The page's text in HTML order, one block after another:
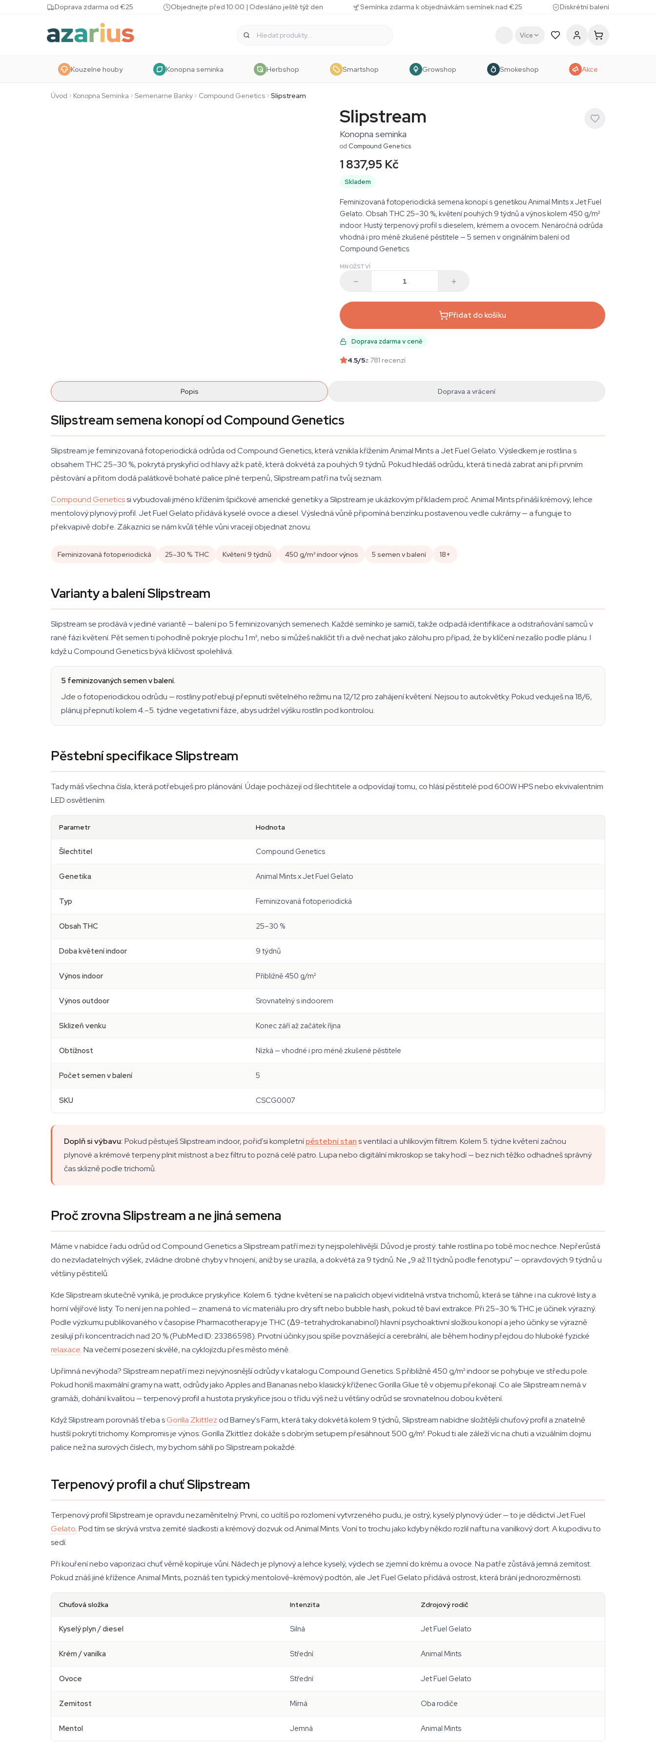
Skip to contentDoprava zdarma od €25 Objednejte před 10:00 | Odesláno ještě týž den Semínka zdarma k objednávkám semínek nad €25 Diskrétní balení
Více
Kouzelne houby Konopna seminka Herbshop Smartshop Growshop Smokeshop Akce
Úvod Konopna Seminka Semenarne Banky Compound Genetics Slipstream
Slipstream
Konopna seminka
od Compound Genetics
1 837,95 Kč
Skladem
Feminizovaná fotoperiodická semena konopí s genetikou Animal Mints x Jet Fuel
Gelato. Obsah THC 25–30 %, květení pouhých 9 týdnů a výnos kolem 450 g/m²
indoor. Hustý terpenový profil s dieselem, krémem a ovocem. Nenáročná odrůda
vhodná i pro méně zkušené pěstitele — 5 semen v originálním balení od
Compound Genetics.
MNOŽSTVÍ
Přidat do košíku
Doprava zdarma v ceně
4.5/5z 781 recenzí
Popis Doprava a vrácení
Slipstream semena konopí od Compound Genetics
Slipstream je feminizovaná fotoperiodická odrůda od Compound Genetics, která vznikla křížením Animal Mints a Jet Fuel Gelato. Výsledkem je rostlina s
obsahem THC 25–30 %, pokrytá pryskyřicí od hlavy až k patě, která dokvétá za pouhých 9 týdnů. Pokud hledáš odrůdu, která ti nedá zabrat ani při prvním
pěstování a přitom dodá palátkově bohaté palice plné terpenů, Slipstream patří na tvůj seznam.
Compound Geneticssi vybudovali jméno křížením špičkové americké genetiky a Slipstream je ukázkovým příkladem proč. Animal Mints přináší krémový, lehce
mentolový plynový profil. Jet Fuel Gelato přidává kyselé ovoce a diesel. Výsledná vůně připomíná benzínku postavenou vedle cukrárny — a funguje to
překvapivě dobře. Zákazníci se nám kvůli téhle vůni vracejí objednat znovu.
Feminizovaná fotoperiodická 25–30 % THC Květení 9 týdnů 450 g/m² indoor výnos 5 semen v balení 18+
Varianty a balení Slipstream
Slipstream se prodává v jediné variantě — balení po 5 feminizovaných semenech. Každé semínko je samičí, takže odpadá identifikace a odstraňování samců v
rané fázi květení. Pět semen ti pohodlně pokryje plochu 1 m², nebo si můžeš naklíčit tři a dvě nechat jako zálohu pro případ, že by klíčení nezašlo podle plánu. I
když u Compound Genetics bývá klíčivost spolehlivá.
5 feminizovaných semen v balení.
Jde o fotoperiodickou odrůdu — rostliny potřebují přepnutí světelného režimu na 12/12 pro zahájení květení. Nejsou to autokvětky. Pokud veduješ na 18/6,
plánuj přepnutí kolem 4.–5. týdne vegetativní fáze, abys udržel výšku rostlin pod kontrolou.
Pěstební specifikace Slipstream
Tady máš všechna čísla, která potřebuješ pro plánování. Údaje pocházejí od šlechtitele a odpovídají tomu, co hlásí pěstitelé pod 600W HPS nebo ekvivalentním
LED osvětlením.
Parametr Hodnota
Šlechtitel Compound Genetics
Genetika Animal Mints x Jet Fuel Gelato
Typ Feminizovaná fotoperiodická
Obsah THC 25–30 %
Doba květení indoor 9 týdnů
Výnos indoor Přibližně 450 g/m²
Výnos outdoor Srovnatelný s indoorem
Sklizeň venku Konec září až začátek října
Obtížnost Nízká — vhodné i pro méně zkušené pěstitele
Počet semen v balení 5
SKU CSCG0007
Doplň si výbavu:Pokud pěstuješ Slipstream indoor, pořiď si kompletnípěstební stans ventilací a uhlíkovým filtrem. Kolem 5. týdne květení začnou
plynové a krémové terpeny plnit místnost a bez filtru to pozná celé patro. Lupa nebo digitální mikroskop se taky hodí — bez nich těžko odhadneš správný
čas sklizně podle trichomů.
Proč zrovna Slipstream a ne jiná semena
Máme v nabídce řadu odrůd od Compound Genetics a Slipstream patří mezi ty nejspolehlivější. Důvod je prostý: tahle rostlina po tobě moc nechce. Nepřerůstá
do nezvladatelných výšek, zvládne drobné chyby v hnojení, aniž by se urazila, a dokvétá za 9 týdnů. Ne „9 až 11 týdnů podle fenotypu" — opravdových 9 týdnů u
většiny pěstitelů.
Kde Slipstream skutečně vyniká, je produkce pryskyřice. Kolem 6. týdne květení se na palicích objeví viditelná vrstva trichomů, která se táhne i na cukrové listy a
horní vějířové listy. To není jen na pohled — znamená to víc materiálu pro dry sift nebo bubble hash, pokud tě baví extrakce. Při 25–30 % THC je účinek výrazný.
Podle výzkumu publikovaného v časopise Pharmacotherapy je THC (Δ9-tetrahydrokanabinol) hlavní psychoaktivní složkou konopí a jeho účinky se výrazně
zesilují při koncentracích nad 20 % (PubMed ID: 23386598). Prvotní účinky jsou spíše povznášející a cerebrální, ale během hodiny přejdou do hluboké fyzické
relaxace. Na večerní posezení skvělé, na cyklojízdu přes město méně.
Upřímná nevýhoda? Slipstream nepatří mezi nejvýnosnější odrůdy v katalogu Compound Genetics. S přibližně 450 g/m² indoor se pohybuje ve středu pole.
Pokud honíš maximální gramy na watt, odrůdy jako Apples and Bananas nebo klasický kříženec Gorilla Glue tě v objemu překonají. Co ale Slipstream nemá v
gramáži, dohání kvalitou — terpenový profil a hustota pryskyřice jsou o třídu výš než u většiny odrůd se srovnatelnou dobou květení.
Když Slipstream porovnáš třeba sGorilla Zkittlez od Barney's Farm, která taky dokvétá kolem 9 týdnů, Slipstream nabídne složitější chuťový profil a znatelně
hustší pokrytí trichomy. Kompromis je výnos: Gorilla Zkittlez dokáže s dobrým setupem přesáhnout 500 g/m². Pokud ti ale záleží víc na chuti a vizuálním dojmu
palice než na surových číslech, my bychom sáhli po Slipstream pokaždé.
Terpenový profil a chuť Slipstream
Terpenový profil Slipstream je opravdu nezaměnitelný. První, co ucítíš po rozlomení vytvrzeného pudu, je ostrý, kyselý plynový úder — to je dědictví Jet Fuel
Gelato. Pod tím se skrývá vrstva zemité sladkosti a krémový dozvuk od Animal Mints. Voní to trochu jako kdyby někdo rozlil naftu na vanilkový dort. A kupodivu to
sedí.
Při kouření nebo vaporizaci chuť věrně kopíruje vůni. Nádech je plynový a lehce kyselý, výdech se zjemní do krému a ovoce. Na patře zůstává jemná zemitost.
Pokud znáš jiné křížence Animal Mints, poznáš ten typický mentolově-krémový podtón, ale Jet Fuel Gelato přidává ostrost, která brání jednorozměrnosti.
Chuťová složka Intenzita Zdrojový rodič
Kyselý plyn / diesel Silná Jet Fuel Gelato
Krém / vanilka Střední Animal Mints
Ovoce Střední Jet Fuel Gelato
Zemitost Mírná Oba rodiče
Mentol Jemná Animal Mints